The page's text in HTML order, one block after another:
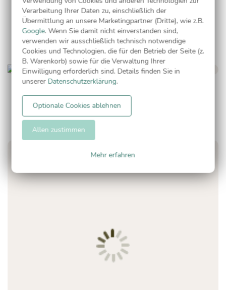
Aurora
Checkliste
Verarbeitung Ihrer Daten zu, einschließlich der
Übermittlung an unsere Marketingpartner (Dritte), wie z.B.
Google. Wenn Sie damit nicht einverstanden sind,
verwenden wir ausschließlich technisch notwendige
Cookies und Technologien, die für den Betrieb der Seite (z.
B. Warenkorb) sowie für die Verwaltung Ihrer
Einwilligung erforderlich sind. Details finden Sie in
unserer Datenschutzerklärung.
Mehr erfahren
Optionale Cookies ablehnen
Allen zustimmen